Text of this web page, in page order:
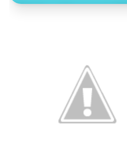
Toko Jurnal